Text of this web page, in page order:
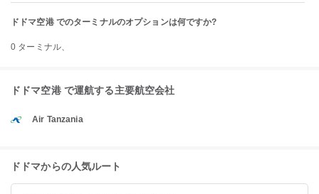
ドドマ空港 でのターミナルのオプションは何ですか?
0 ターミナル、
ドドマ空港 で運航する主要航空会社
Air Tanzania
ドドマからの人気ルート